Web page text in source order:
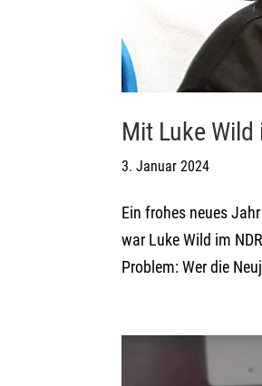
Mit Luke
3. Januar 2024
Ein frohes neues
war Luke Wild im
Problem: Wer die